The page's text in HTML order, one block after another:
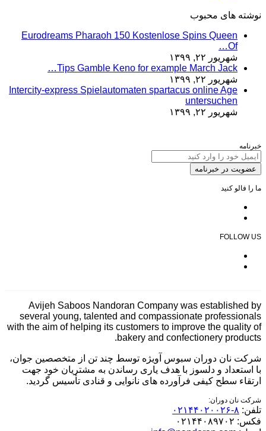
نوشته های محبوب
Eurodreams Pharaoh 150 Kostenlose Spins Queen
Of…
شهریور ۲۲, ۱۳۹۹
Tips Gamble Keno for example March Jack…
شهریور ۲۲, ۱۳۹۹
Intercity-express Spielautomaten spartacus online Age
untersuchen
شهریور ۲۲, ۱۳۹۹
خبرنامه
عضویت در خبرنامه
ما را فالو کنید
FOLLOW US
Avijeh Saboos Nandoran Company was established by
several young, talented and compassionate professionals
with the aim of helping its customers to improve the quality of
bakery and confectionery products.
شرکت نان دوران سبوس آویژه توسط چند تن از متخصصین جوان،
با استعداد و دلسوز با هدف یاری رساندن به مشتریان خود جهت
ارتقاء سطح کیفی فرآورده های نانوایی و قنادی تأسیس گردید.
شرکت نان دوران:
تلفن: ۸-۰۲۱۴۴۰۲۰۰۲۶
فکس: ۰۲۱۴۴۰۸۹۷۰۲